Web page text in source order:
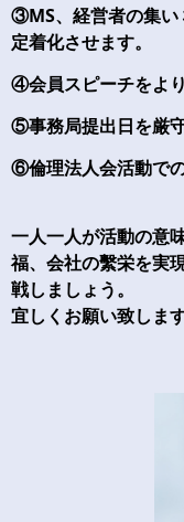
③MS、経営者の集い
定着化させます。
④会員スピーチをよ
⑤事務局提出日を厳守
⑥倫理法人会活動で
一人一人が活動の意
福、会社の繫栄を実
戦しましょう。
宜しくお願い致します